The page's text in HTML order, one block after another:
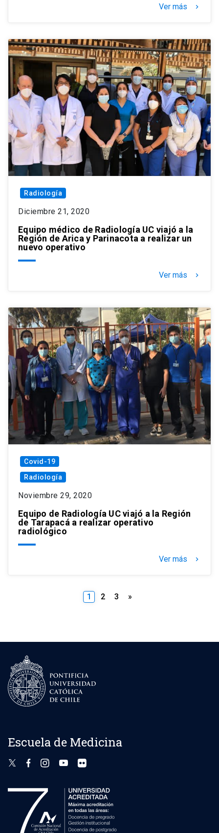
Ver más keyboard_arrow_right
Radiología
Diciembre 21, 2020
Equipo médico de Radiología UC viajó a la
Región de Arica y Parinacota a realizar un
nuevo operativo
Ver más keyboard_arrow_right
Covid-19
Radiología
Noviembre 29, 2020
Equipo de Radiología UC viajó a la Región
de Tarapacá a realizar operativo
radiológico
Ver más keyboard_arrow_right
Paginación
1 2 3 »
Escuela de Medicina